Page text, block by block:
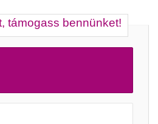
támogass bennünket!